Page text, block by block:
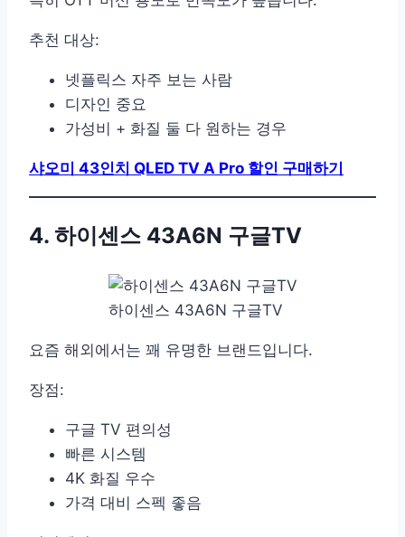
추천 대상:
넷플릭스 자주 보는 사람
디자인 중요
가성비 + 화질 둘 다 원하는 경우
샤오미 43인치 QLED TV A Pro 할인 구매하기
4. 하이센스 43A6N 구글TV
하이센스 43A6N 구글TV
요즘 해외에서는 꽤 유명한 브랜드입니다.
장점:
구글 TV 편의성
빠른 시스템
4K 화질 우수
가격 대비 스펙 좋음